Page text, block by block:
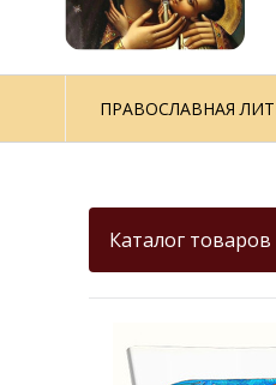
ПРАВОСЛАВНАЯ
Каталог товаров